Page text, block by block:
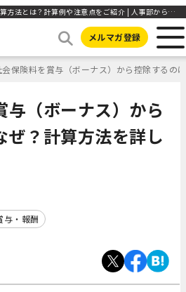
ボーナスにかかる社会保険料の計算方法とは？計算例や注意点をご紹介 | 人事部から企業成長を応援するメディアHR NOTE
メルマガ登録
会保険料を賞与（ボーナス）から控除するの
与（ボーナス）から
ぜ？計算方法を詳し
与・報酬